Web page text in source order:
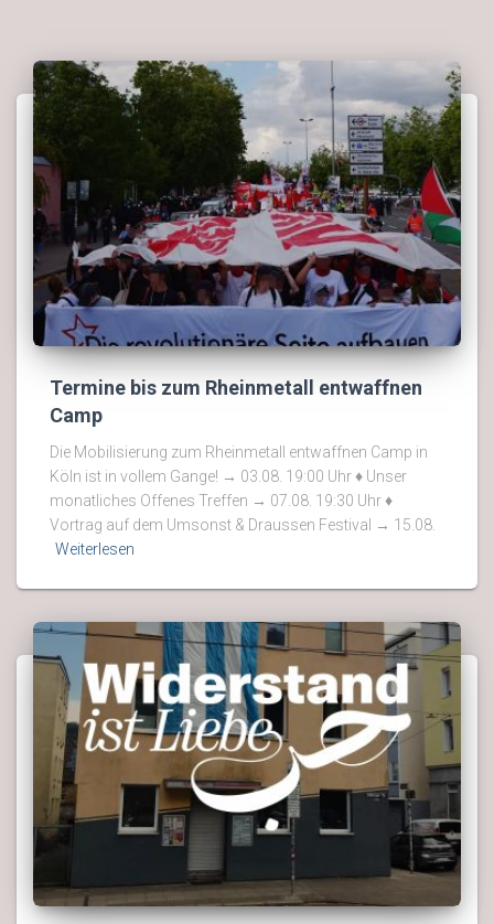
Termine bis zum Rheinmetall entwaffnen
Camp
Die Mobilisierung zum Rheinmetall entwaffnen Camp in
Köln ist in vollem Gange! → 03.08. 19:00 Uhr ♦ Unser
monatliches Offenes Treffen → 07.08. 19:30 Uhr ♦
Vortrag auf dem Umsonst & Draussen Festival → 15.08.
Weiterlesen